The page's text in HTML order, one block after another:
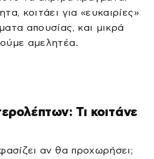
κοιτάει για «ευκαιρίες»
απουσίας, και μικρά
αμελητέα.
Τι κοιτάνε
αν θα προχωρήσει;